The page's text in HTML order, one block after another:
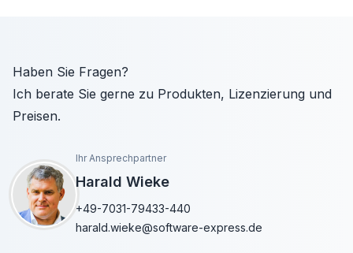
Haben Sie Fragen?
Ich berate Sie gerne zu Produkten, Lizenzierung und
Preisen.
Ihr Ansprechpartner
Harald Wieke
+49-7031-79433-440
harald.wieke@software-express.de